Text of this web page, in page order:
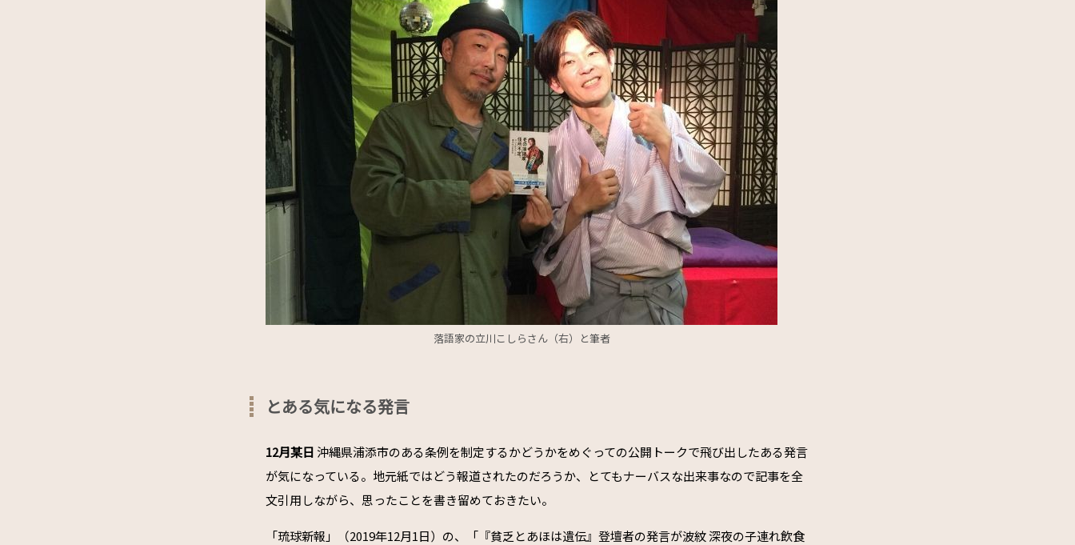
落語家の立川こしらさん（右）と筆者
とある気になる発言
12月某日 沖縄県浦添市のある条例を制定するかどうかをめぐっての公開トークで飛び出したある発言
が気になっている。地元紙ではどう報道されたのだろうか、とてもナーバスな出来事なので記事を全
文引用しながら、思ったことを書き留めておきたい。
「琉球新報」（2019年12月1日）の、「『貧乏とあほは遺伝』登壇者の発言が波紋 深夜の子連れ飲食